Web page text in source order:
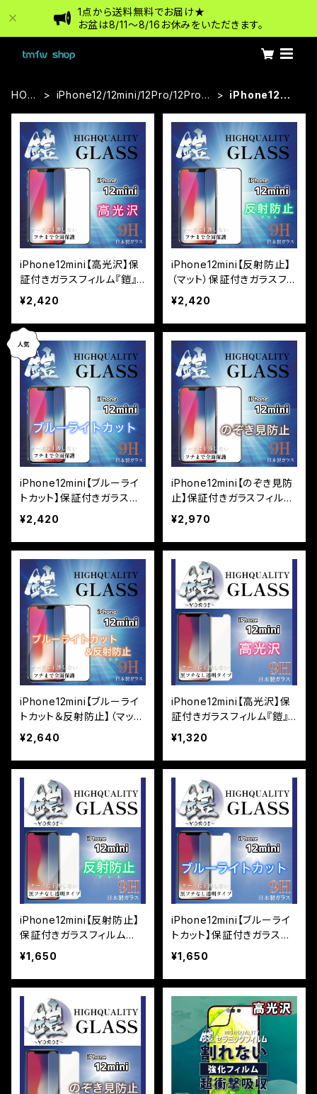
1点から送料無料でお届け★
お盆は8/11〜8/16お休みをいただきます。
HOM
iPhone12/12mini/12Pro/12ProM
iPhone12mi
iPhone12mini【高光沢】保
証付きガラスフィルム『鎧』
全面フルカバー
¥2,420
iPhone12mini【反射防止】
（マット）保証付きガラスフィ
ルム『鎧』全面フルカバー
¥2,420
iPhone12mini【ブルーライ
トカット】保証付きガラスフ
ィルム『鎧』全面フルカバー
¥2,420
iPhone12mini【のぞき見防
止】保証付きガラスフィルム
『鎧』全面フルカバー
¥2,970
iPhone12mini【ブルーライ
トカット＆反射防止】（マッ
ト）保証付きガラスフィルム
『鎧』全面フルカバー
¥2,640
iPhone12mini【高光沢】保
証付きガラスフィルム『鎧』
平面タイプ
¥1,320
iPhone12mini【反射防止】
保証付きガラスフィルム
『鎧』平面タイプ
¥1,650
iPhone12mini【ブルーライ
トカット】保証付きガラスフ
ィルム『鎧』平面タイプ
¥1,650